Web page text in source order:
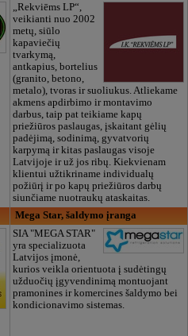
„Rekviēms LP“,
veikianti nuo 2002
metų, siūlo
kapaviečių
tvarkymą,
antkapius, bortelius
(granito, betono,
metalo), tvoras ir suoliukus. Atliekame
akmens apdirbimo ir montavimo
darbus, taip pat teikiame kapų
priežiūros paslaugas, įskaitant gėlių
padėjimą, sodinimą, gyvatvorių
karpymą ir kitas paslaugas visoje
Latvijoje ir už jos ribų. Kiekvienam
klientui užtikriname individualų
požiūrį ir po kapų priežiūros darbų
siunčiame nuotraukų ataskaitas.
Mega Star, šaldymo įranga
SIA "MEGA STAR"
yra specializuota
Latvijos įmonė,
kurios veikla orientuota į sudėtingų
užduočių įgyvendinimą montuojant
pramonines ir komercines šaldymo bei
kondicionavimo sistemas.